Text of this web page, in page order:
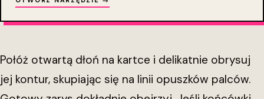
Połóż otwartą dłoń na kartce i delikatnie obrysuj
jej kontur, skupiając się na linii opuszków palców.